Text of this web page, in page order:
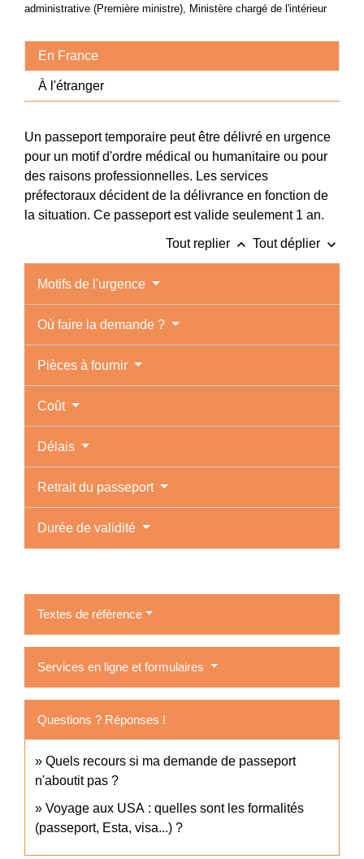
administrative (Première ministre), Ministère chargé de l'intérieur
En France
À l'étranger
Un passeport temporaire peut être délivré en urgence
pour un motif d'ordre médical ou humanitaire ou pour
des raisons professionnelles. Les services
préfectoraux décident de la délivrance en fonction de
la situation. Ce passeport est valide seulement 1 an.
Tout replier keyboard_arrow_up Tout déplier keyboard_arrow_down
Motifs de l'urgence
Où faire la demande ?
Pièces à fournir
Coût
Délais
Retrait du passeport
Durée de validité
Textes de référence
Services en ligne et formulaires
Questions ? Réponses !
Quels recours si ma demande de passeport
n'aboutit pas ?
Voyage aux USA : quelles sont les formalités
(passeport, Esta, visa...) ?